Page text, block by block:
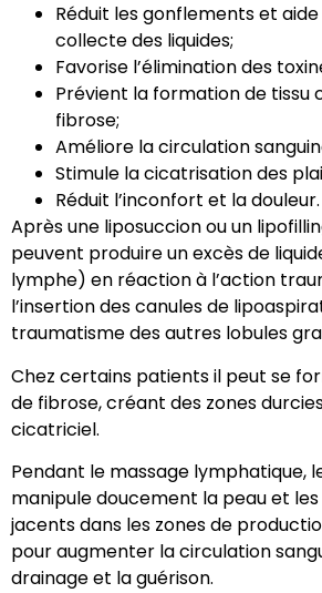
Réduit les gonflements et
collecte des liquides;
Favorise l’élimination des
Prévient la formation de tissu
fibrose;
Améliore la circulation
Stimule la cicatrisation des
Réduit l’inconfort et la douleur.
Après une liposuccion ou un
peuvent produire un excès de
lymphe) en réaction à l’action
l’insertion des canules de
traumatisme des autres lobules
Chez certains patients il peut se
de fibrose, créant des zones
cicatriciel.
Pendant le massage lymphatique,
manipule doucement la peau et les
jacents dans les zones de
pour augmenter la circulation
drainage et la guérison.